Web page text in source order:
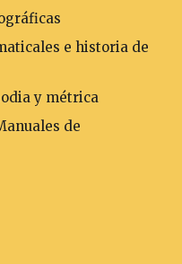
e historia de
y métrica
de